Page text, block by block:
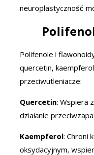
neuroplastyczność
Polifenole i
quercetin,
przeciwutleniacze:
Quercetin: Wspiera
działanie
Kaempferol: Chroni
oksydacyjnym,